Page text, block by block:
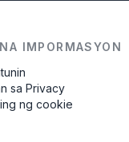
IMPORMASYON
sa Privacy
ng cookie